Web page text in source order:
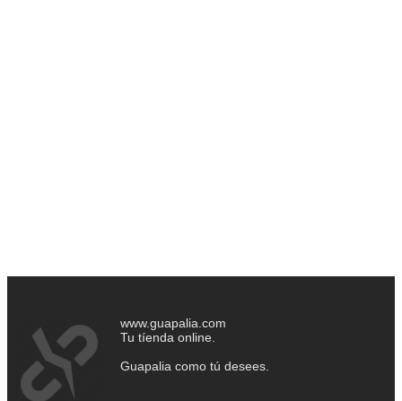
www.guapalia.com
Tu tíenda online.
Guapalia como tú desees.